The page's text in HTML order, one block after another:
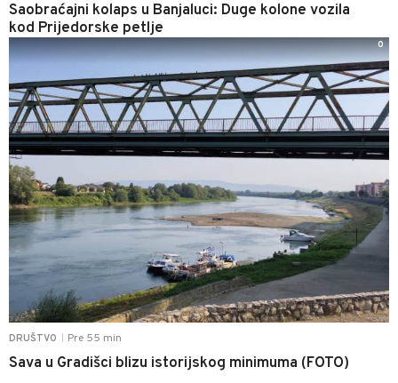
Saobraćajni kolaps u Banjaluci: Duge kolone vozila
kod Prijedorske petlje
DRUŠTVO Pre 55 min
Sava u Gradišci blizu istorijskog minimuma (FOTO)
0